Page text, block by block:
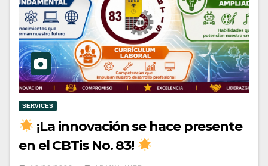
SERVICES
¡La innovación se hace presente
en el CBTis No. 83!